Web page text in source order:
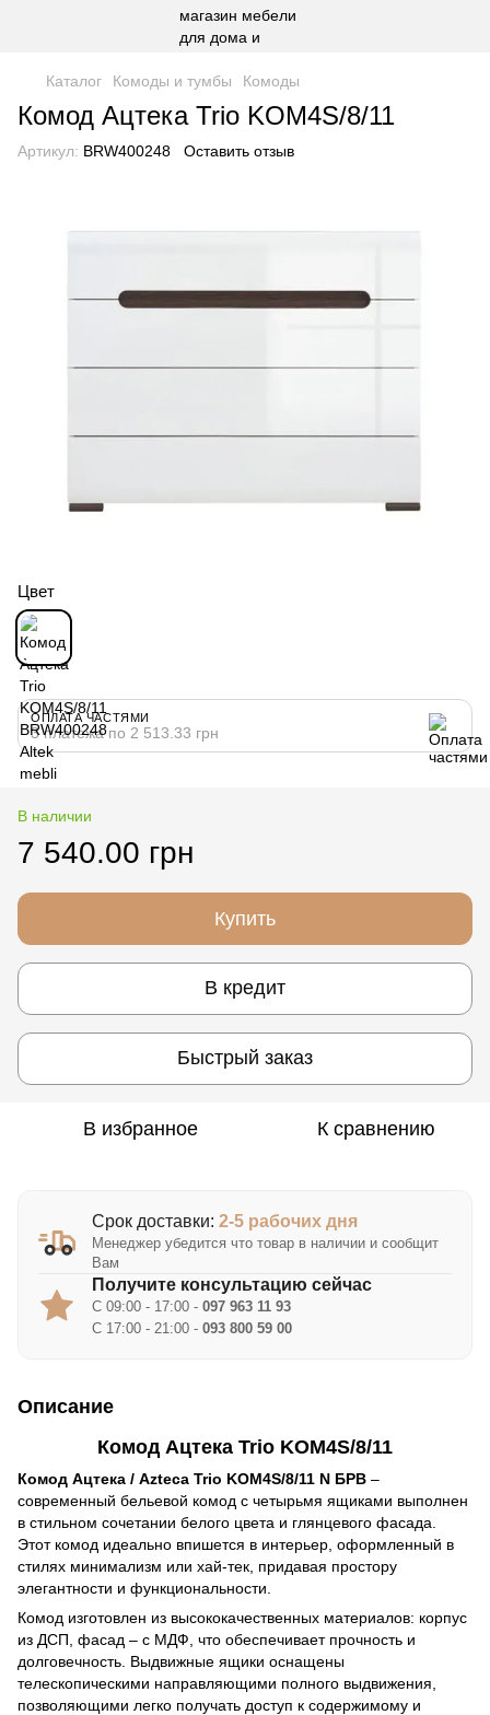
Каталог Комоды и тумбы Комоды
Комод Ацтека Trio KOM4S/8/11
Артикул: BRW400248 Оставить отзыв
Цвет
ОПЛАТА ЧАСТЯМИ
3 платежа по 2 513.33 грн
В наличии
7 540.00 грн
Купить
В кредит
Быстрый заказ
В избранное К сравнению
Срок доставки: 2-5 рабочих дня
Менеджер убедится что товар в наличии и сообщит
Вам
Получите консультацию сейчас
С 09:00 - 17:00 - 097 963 11 93
С 17:00 - 21:00 - 093 800 59 00
Описание
Комод Ацтека Trio KOM4S/8/11
Комод Ацтека / Azteca Trio KOM4S/8/11 N БРВ –
современный бельевой комод с четырьмя ящиками выполнен
в стильном сочетании белого цвета и глянцевого фасада.
Этот комод идеально впишется в интерьер, оформленный в
стилях минимализм или хай-тек, придавая простору
элегантности и функциональности.
Комод изготовлен из высококачественных материалов: корпус
из ДСП, фасад – с МДФ, что обеспечивает прочность и
долговечность. Выдвижные ящики оснащены
телескопическими направляющими полного выдвижения,
позволяющими легко получать доступ к содержимому и